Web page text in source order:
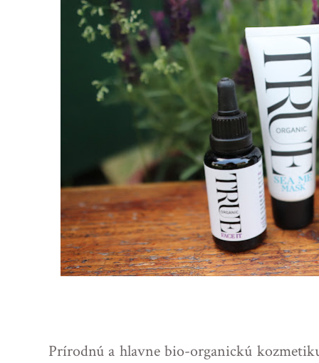
Prírodnú a hlavne bio-organickú